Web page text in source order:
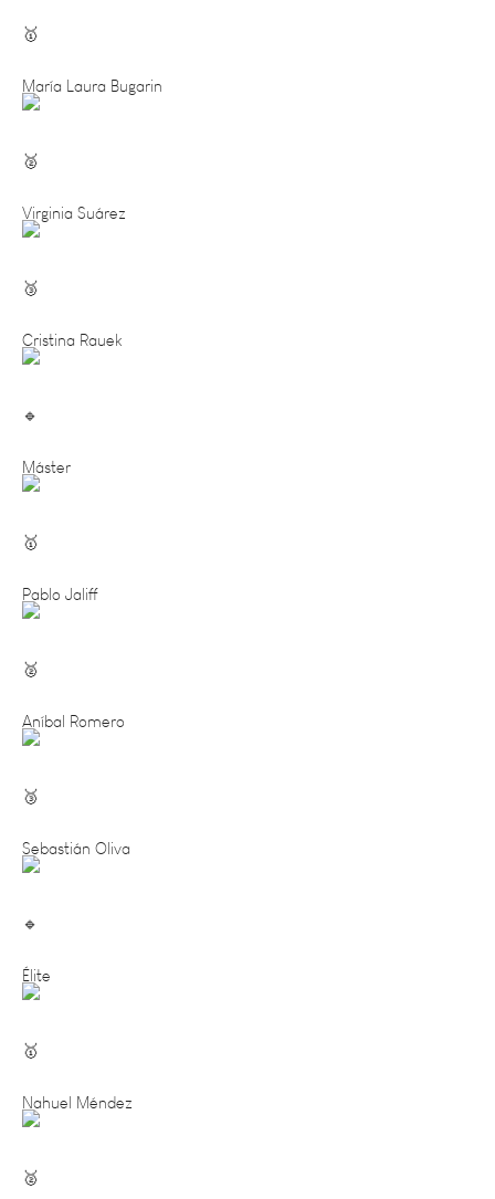
María Laura Bugarin
Virginia Suárez
Cristina Rauek
Máster
Pablo Jaliff
Aníbal Romero
Sebastián Oliva
Élite
Nahuel Méndez